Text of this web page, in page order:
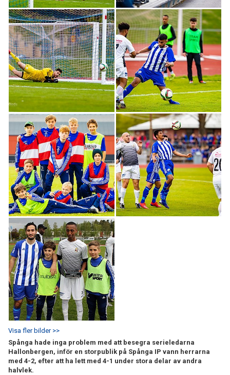
Visa fler bilder >>
Spånga hade inga problem med att besegra serieledarna
Hallonbergen, inför en storpublik på Spånga IP vann herrarna
med 4-2, efter att ha lett med 4-1 under stora delar av andra
halvlek.